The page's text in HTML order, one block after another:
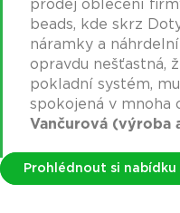
prodej oblečení
beads, kde skrz
náramky a
opravdu nešťastná,
pokladní systém,
spokojená v mnoha
Vančurová (výroba
Prohlédnout si nabídku